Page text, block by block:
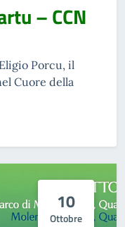
– CCN
Porcu, il
Cuore della
10
Ottobre